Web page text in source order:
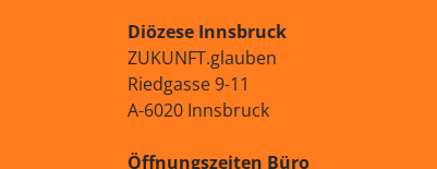
Diözese Innsbruck
ZUKUNFT.glauben
Riedgasse 9-11
A-6020 Innsbruck
Öffnungszeiten Büro